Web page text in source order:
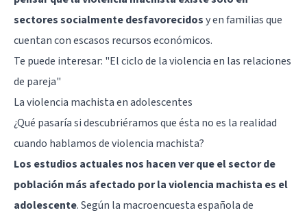
sectores socialmente desfavorecidosy en familias que
cuentan con escasos recursos económicos.
Te puede interesar: "El ciclo de la violencia en las relaciones
de pareja"
La violencia machista en adolescentes
¿Qué pasaría si descubriéramos que ésta no es la realidad
cuando hablamos de violencia machista?
Los estudios actuales nos hacen ver que el sector de
población más afectado por la violencia machista es el
adolescente. Según la macroencuesta española de